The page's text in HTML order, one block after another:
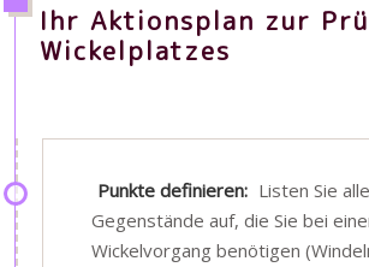
Ihr Aktionsplan zur
Wickelplatzes
Punkte definieren: Listen Sie alle
Gegenstände auf, die Sie bei
Wickelvorgang benötigen